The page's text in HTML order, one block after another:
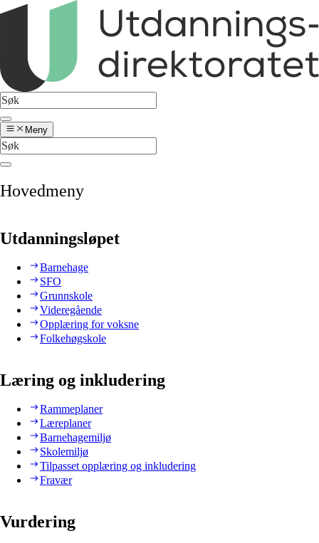
Meny
Hovedmeny
Utdanningsløpet
Barnehage
SFO
Grunnskole
Videregående
Opplæring for voksne
Folkehøgskole
Læring og inkludering
Rammeplaner
Læreplaner
Barnehagemiljø
Skolemiljø
Tilpasset opplæring og inkludering
Fravær
Vurdering